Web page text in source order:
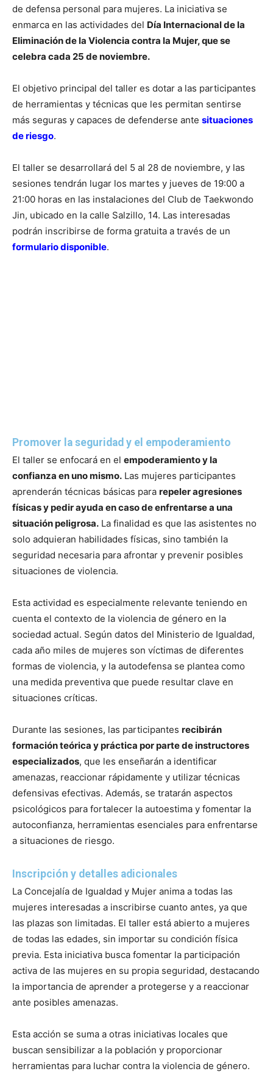
de defensa personal para mujeres. La iniciativa se
enmarca en las actividades del Día Internacional de la
Eliminación de la Violencia contra la Mujer, que se
celebra cada 25 de noviembre.
El objetivo principal del taller es dotar a las participantes
de herramientas y técnicas que les permitan sentirse
más seguras y capaces de defenderse ante situaciones
de riesgo.
El taller se desarrollará del 5 al 28 de noviembre, y las
sesiones tendrán lugar los martes y jueves de 19:00 a
21:00 horas en las instalaciones del Club de Taekwondo
Jin, ubicado en la calle Salzillo, 14. Las interesadas
podrán inscribirse de forma gratuita a través de un
formulario disponible.
Promover la seguridad y el empoderamiento
El taller se enfocará en el empoderamiento y la
confianza en uno mismo. Las mujeres participantes
aprenderán técnicas básicas para repeler agresiones
físicas y pedir ayuda en caso de enfrentarse a una
situación peligrosa. La finalidad es que las asistentes no
solo adquieran habilidades físicas, sino también la
seguridad necesaria para afrontar y prevenir posibles
situaciones de violencia.
Esta actividad es especialmente relevante teniendo en
cuenta el contexto de la violencia de género en la
sociedad actual. Según datos del Ministerio de Igualdad,
cada año miles de mujeres son víctimas de diferentes
formas de violencia, y la autodefensa se plantea como
una medida preventiva que puede resultar clave en
situaciones críticas.
Durante las sesiones, las participantes recibirán
formación teórica y práctica por parte de instructores
especializados, que les enseñarán a identificar
amenazas, reaccionar rápidamente y utilizar técnicas
defensivas efectivas. Además, se tratarán aspectos
psicológicos para fortalecer la autoestima y fomentar la
autoconfianza, herramientas esenciales para enfrentarse
a situaciones de riesgo.
Inscripción y detalles adicionales
La Concejalía de Igualdad y Mujer anima a todas las
mujeres interesadas a inscribirse cuanto antes, ya que
las plazas son limitadas. El taller está abierto a mujeres
de todas las edades, sin importar su condición física
previa. Esta iniciativa busca fomentar la participación
activa de las mujeres en su propia seguridad, destacando
la importancia de aprender a protegerse y a reaccionar
ante posibles amenazas.
Esta acción se suma a otras iniciativas locales que
buscan sensibilizar a la población y proporcionar
herramientas para luchar contra la violencia de género.